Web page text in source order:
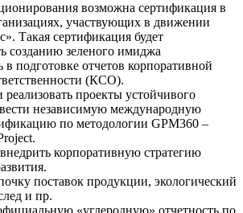
возможна сертификация в
участвующих в движении
Такая сертификация будет
созданию зеленого имиджа
в подготовке отчетов корпоративной
(КСО).
реализовать проекты устойчивого
независимую международную
по методологии GPM360 –
корпоративную стратегию
поставок продукции, экологический
и пр.